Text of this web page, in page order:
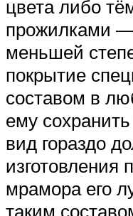
цвета либо
прожилками —
меньшей
покрытие
составом в
ему
вид гораздо
изготовления
мрамора его
таким